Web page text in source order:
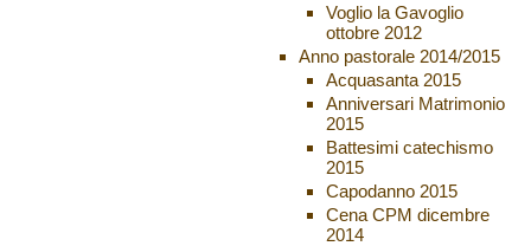
Voglio la Gavoglio
ottobre 2012
Anno pastorale 2014/2015
Acquasanta 2015
Anniversari Matrimonio
2015
Battesimi catechismo
2015
Capodanno 2015
Cena CPM dicembre
2014